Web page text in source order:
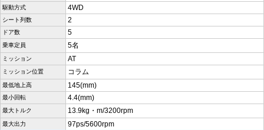
駆動方式 4WD
シート列数 2
ドア数 5
乗車定員 5名
ミッション AT
ミッション位置 コラム
最低地上高 145(mm)
最小回転 4.4(mm)
最大トルク 13.9kg・m/3200rpm
最大出力 97ps/5600rpm